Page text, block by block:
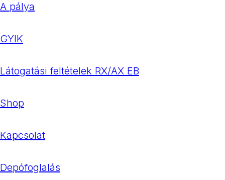
A pálya
GYIK
Látogatási feltételek RX/AX EB
Shop
Kapcsolat
Depófoglalás